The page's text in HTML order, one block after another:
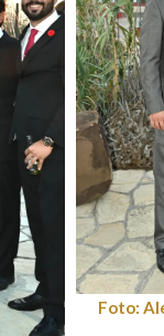
Foto: